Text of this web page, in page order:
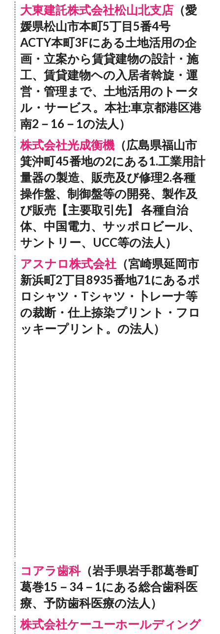
大東建託株式会社松山北支店 （愛
媛県松山市本町5丁目5番4号
ACTY本町3Fにある土地活用の企
画・立案から賃貸建物の設計・施
工、賃貸建物ヘの入居者斡旋・運
営・管理まで、土地活用のトータ
ル・サービス。本社:車京都港区港
南2－16－1の法人）
株式会社光成衡機 （広島県福山市
箕沖町45番地の2にある1.工業用計
量器の製造、販売及び修理2.各種
操作盤、制御盤等の開発、製作及
び販売【主要取引先】 各種自治
体、中国電力、サッポロビール、
サントリー、UCC等の法人）
アスナロ株式会社 （宮崎県延岡市
新浜町2丁目8935番地71にあるポ
ロシャツ・Tシャツ・卜レーナ等
の裁断・仕上捺染プリント・フロ
ッキープリント。の法人）
コアラ歯科（岩手県岩手郡葛巻町
葛巻15－34－1にある総合歯科医
療、予防歯科医療の法人）
株式会社ケーユーホールディング